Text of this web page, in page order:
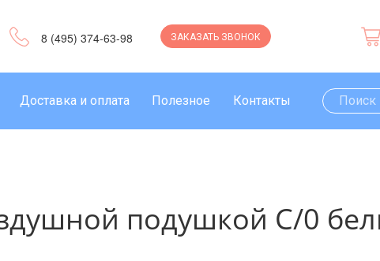
8 (495) 374-63-98 ЗАКАЗАТЬ ЗВОНОК
Доставка и оплата Полезное Контакты
подушкой С/0